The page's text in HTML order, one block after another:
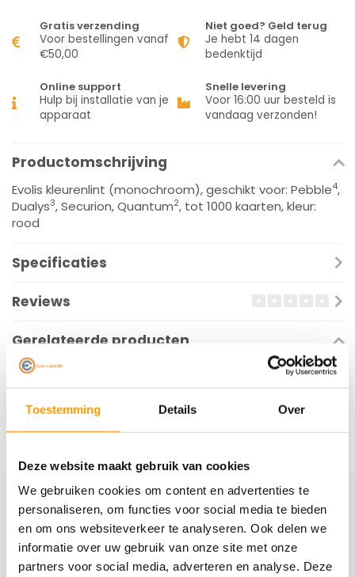
Toestemming Details Over
Deze website maakt gebruik van cookies
We gebruiken cookies om content en advertenties te
personaliseren, om functies voor social media te bieden
en om ons websiteverkeer te analyseren. Ook delen we
informatie over uw gebruik van onze site met onze
partners voor social media, adverteren en analyse. Deze
Gratis verzending
Voor bestellingen vanaf
€50,00
Niet goed? Geld terug
Je hebt 14 dagen
bedenktijd
Online support
Hulp bij installatie van je
apparaat
Snelle levering
Voor 16:00 uur besteld is
vandaag verzonden!
Productomschrijving
Evolis kleurenlint (monochroom), geschikt voor: Pebble4,
Dualys3, Securion, Quantum2, tot 1000 kaarten, kleur:
rood
Specificaties
Reviews
Gerelateerde producten
Schrijf je hier in voor onze nieuwsbrief
Ontvang onze nieuwste aanbiedingen en